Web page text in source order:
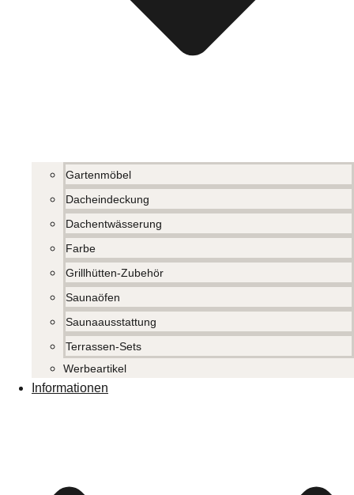
Gartenmöbel
Dacheindeckung
Dachentwässerung
Farbe
Grillhütten-Zubehör
Saunaöfen
Saunaausstattung
Terrassen-Sets
Werbeartikel
Informationen